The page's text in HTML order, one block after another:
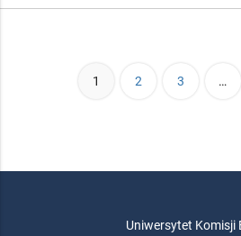
1 2 3 …
Uniwersytet Komisji